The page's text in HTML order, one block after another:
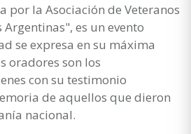
por la Asociación de Veteranos
es un evento
se expresa en su máxima
oradores son los
con su testimonio
de aquellos que dieron
nacional.